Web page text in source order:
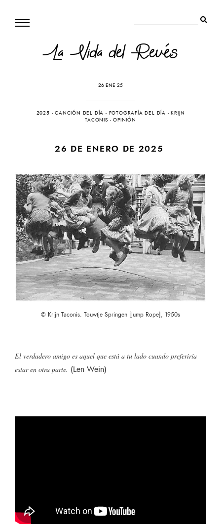
La Vida del Revés
26 ENE 25
2025 -CANCIÓN DEL DÍA - FOTOGRAFÍA DEL DÍA -KRIJN
TACONIS -OPINIÓN
26 DE ENERO DE 2025
© Krijn Taconis. Touwtje Springen [Jump Rope], 1950s
El verdadero amigo es aquel que está a tu lado cuando preferiría
estar en otra parte. (Len Wein)